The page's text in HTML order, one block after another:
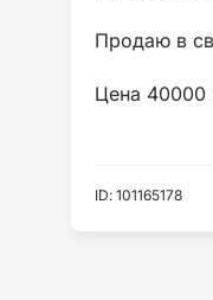
Продаю в
Цена 40000
ID: 101165178